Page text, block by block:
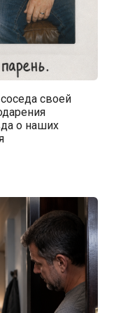
своей
о наших